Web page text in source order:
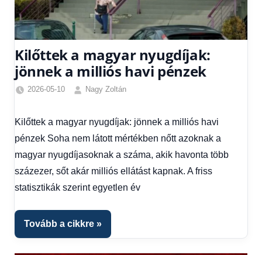
Kilőttek a magyar nyugdíjak:
jönnek a milliós havi pénzek
2026-05-10
Nagy Zoltán
hírek,
Gazdaság,
Hírek
Kilőttek a magyar nyugdíjak: jönnek a milliós havi
pénzek Soha nem látott mértékben nőtt azoknak a
magyar nyugdíjasoknak a száma, akik havonta több
százezer, sőt akár milliós ellátást kapnak. A friss
statisztikák szerint egyetlen év
Tovább a cikkre